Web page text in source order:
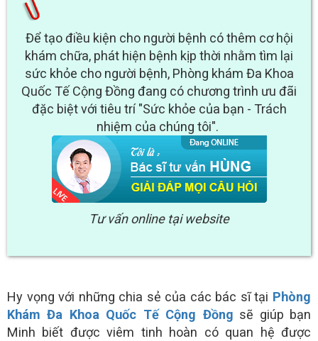
Để tạo điều kiện cho người bệnh có thêm cơ hội
khám chữa, phát hiện bệnh kịp thời nhằm tìm lại
sức khỏe cho người bệnh, Phòng khám Đa Khoa
Quốc Tế Cộng Đồng đang có chương trình ưu đãi
đặc biệt với tiêu trí "Sức khỏe của bạn - Trách
nhiệm của chúng tôi".
Tư vấn online tại website
Hy vọng với những chia sẻ của các bác sĩ tại Phòng
Khám Đa Khoa Quốc Tế Cộng Đồng sẽ giúp bạn
Minh biết được viêm tinh hoàn có quan hệ được